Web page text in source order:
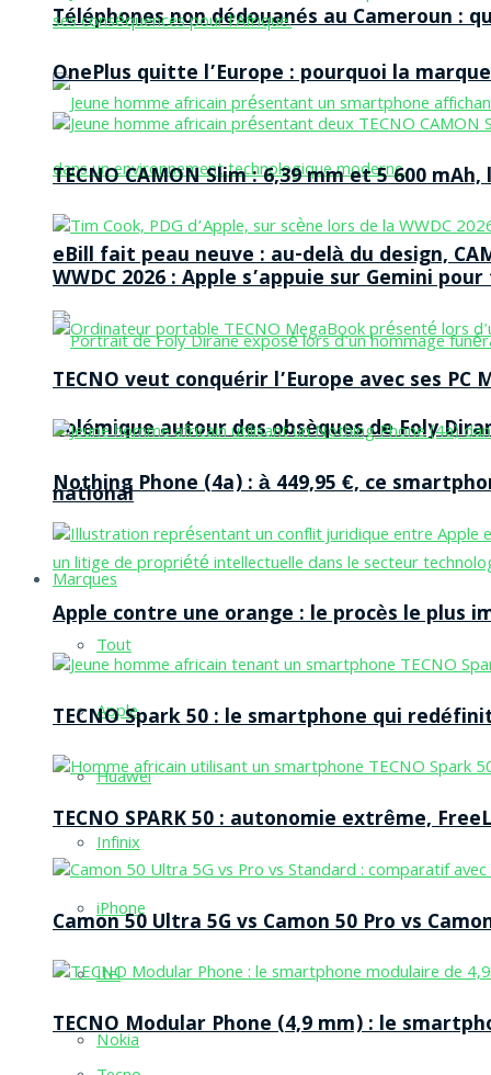
Téléphones non dédouanés au Cameroun :
eBill fait peau neuve : au-delà du design,
Polémique autour des obsèques de Foly
national
Marques
Tout
Apple
Huawei
Infinix
iPhone
Itel
Nokia
OnePlus quitte l’Europe : pourquoi la
TECNO CAMON Slim : 6,39 mm et 5 600
WWDC 2026 : Apple s’appuie sur Gemini
TECNO veut conquérir l’Europe avec ses
Nothing Phone (4a) : à 449,95 €, ce
Apple contre une orange : le procès le plus
TECNO Spark 50 : le smartphone qui
TECNO SPARK 50 : autonomie extrême,
Camon 50 Ultra 5G vs Camon 50 Pro vs
TECNO Modular Phone (4,9 mm) : le